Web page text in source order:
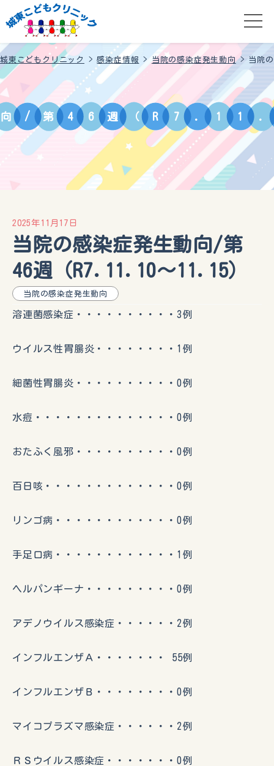
城東こどもクリニック >感染症情報 > 当院の感染症発生動向> 当院
向 / 第 4 6 週 （ R 7 . 1 1 .
2025年11月17日
当院の感染症発生動向/第
46週（R7.11.10〜11.15）
当院の感染症発生動向
溶連菌感染症・・・・・・・・・・3例
ウイルス性胃腸炎・・・・・・・・1例
細菌性胃腸炎・・・・・・・・・・0例
水痘・・・・・・・・・・・・・・0例
おたふく風邪・・・・・・・・・・0例
百日咳・・・・・・・・・・・・・0例
リンゴ病・・・・・・・・・・・・0例
手足口病・・・・・・・・・・・・1例
ヘルパンギーナ・・・・・・・・・0例
アデノウイルス感染症・・・・・・2例
インフルエンザＡ・・・・・・・ 55例
インフルエンザＢ・・・・・・・・0例
マイコプラズマ感染症・・・・・・2例
ＲＳウイルス感染症・・・・・・・0例